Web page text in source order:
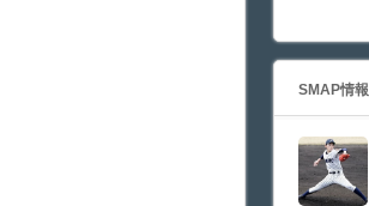
SMAP情報